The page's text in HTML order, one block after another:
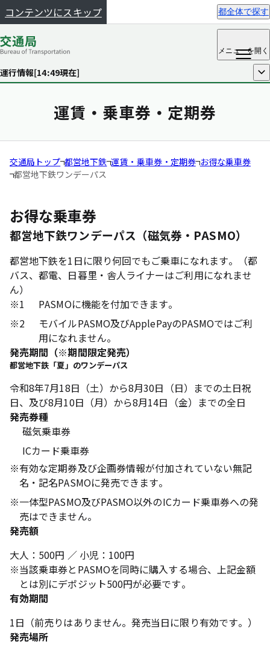
コンテンツにスキップ 都全体で探す
メニューを開く
運行情報[14:49現在] 開く
運賃・乗車券・定期券
交通局トップ 都営地下鉄 運賃・乗車券・定期券 お得な乗車券
都営地下鉄ワンデーパス
お得な乗車券
都営地下鉄ワンデーパス（磁気券・PASMO）
都営地下鉄を1日に限り何回でもご乗車になれます。（都
バス、都電、日暮里・舎人ライナーはご利用になれませ
ん）
※1
PASMOに機能を付加できます。
※2
モバイルPASMO及びApplePayのPASMOではご利
用になれません。
発売期間（※期間限定発売）
都営地下鉄「夏」のワンデーパス
令和8年7月18日（土）から8月30日（日）までの土日祝
日、及び8月10日（月）から8月14日（金）までの全日
発売券種
磁気乗車券
ICカード乗車券
※有効な定期券及び企画券情報が付加されていない無記
名・記名PASMOに発売できます。
※一体型PASMO及びPASMO以外のICカード乗車券への発
売はできません。
発売額
大人：500円 ／ 小児：100円
※当該乗車券とPASMOを同時に購入する場合、上記金額
とは別にデポジット500円が必要です。
有効期間
1日（前売りはありません。発売当日に限り有効です。）
発売場所